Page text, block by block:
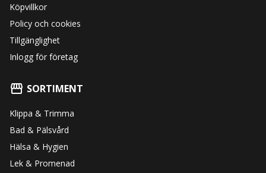
Köpvillkor
Policy och cookies
Tillgänglighet
Inlogg för företag
SORTIMENT
Klippa & Trimma
Bad & Pälsvård
Hälsa & Hygien
Lek & Promenad